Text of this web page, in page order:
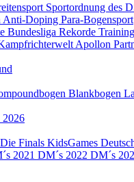
Sportordnung des
Anti-Doping Para-Bogensport
Bundesliga Rekorde
Apollon
Blankbogen
2026
Die Finals KidsGames
2021 DM´s 2022 DM´s